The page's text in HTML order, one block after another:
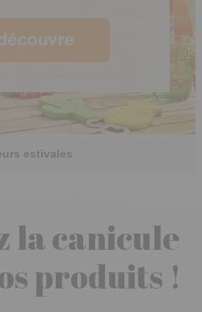
estivales
la canicule
produits !